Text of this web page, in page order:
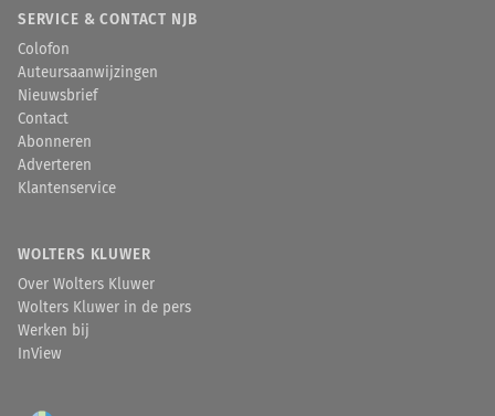
SERVICE & CONTACT NJB
Colofon
Auteursaanwijzingen
Nieuwsbrief
Contact
Abonneren
Adverteren
Klantenservice
WOLTERS KLUWER
Over Wolters Kluwer
Wolters Kluwer in de pers
Werken bij
InView